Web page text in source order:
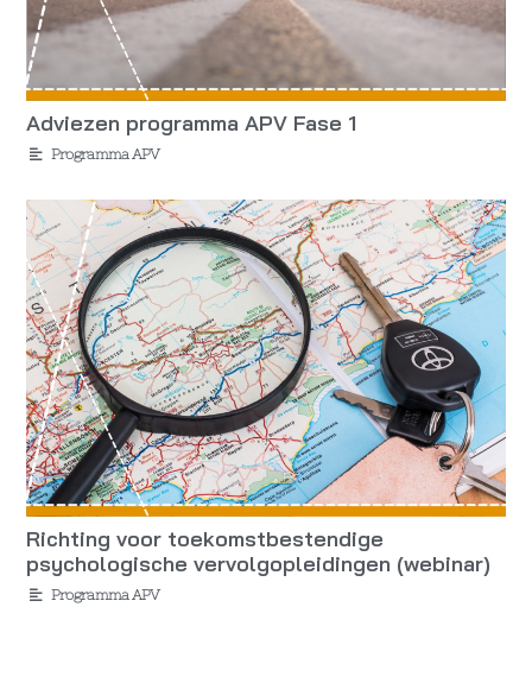
Adviezen programma APV Fase 1
Programma APV
Richting voor toekomstbestendige
psychologische vervolgopleidingen (webinar)
Programma APV